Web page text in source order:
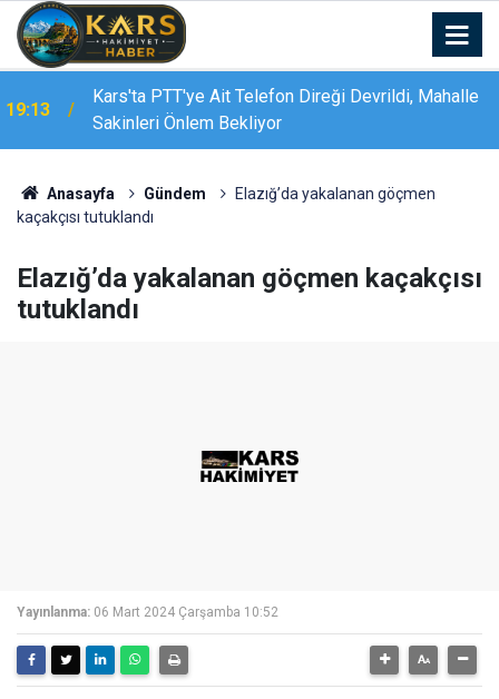
19:13
Kars'ta PTT'ye Ait Telefon Direği Devrildi, Mahalle
Sakinleri Önlem Bekliyor
Anasayfa Gündem
Elazığ’da yakalanan göçmen
kaçakçısı tutuklandı
Elazığ’da yakalanan göçmen kaçakçısı
tutuklandı
Yayınlanma: 06 Mart 2024 Çarşamba 10:52